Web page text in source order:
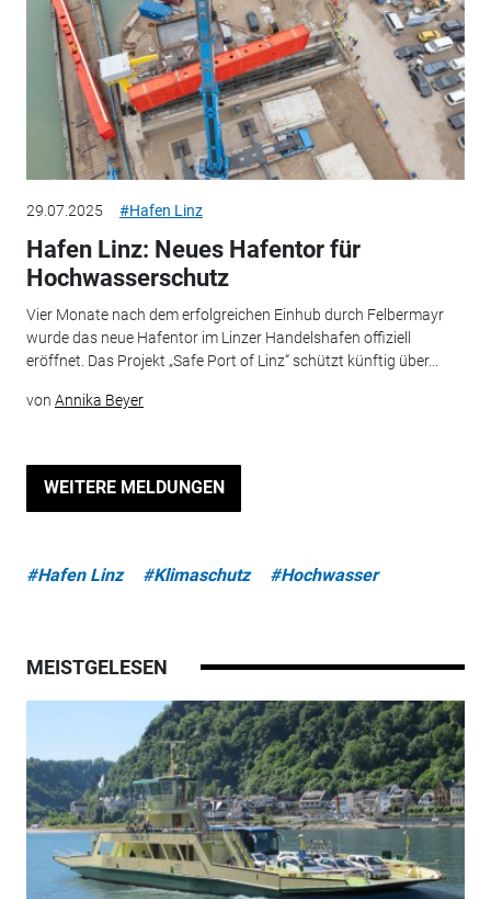
29.07.2025 #Hafen Linz
Hafen Linz: Neues Hafentor für
Hochwasserschutz
Vier Monate nach dem erfolgreichen Einhub durch Felbermayr
wurde das neue Hafentor im Linzer Handelshafen offiziell
eröffnet. Das Projekt „Safe Port of Linz“ schützt künftig über...
von Annika Beyer
WEITERE MELDUNGEN
#Hafen Linz #Klimaschutz #Hochwasser
MEISTGELESEN